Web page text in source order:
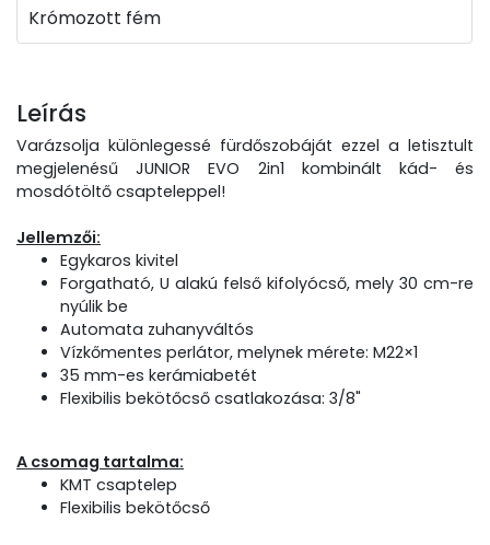
Krómozott fém
Leírás
Varázsolja különlegessé fürdőszobáját ezzel a letisztult
megjelenésű JUNIOR EVO 2in1 kombinált kád- és
mosdótöltő csapteleppel!
Jellemzői:
Egykaros kivitel
Forgatható, U alakú felső kifolyócső, mely 30 cm-re
nyúlik be
Automata zuhanyváltós
Vízkőmentes perlátor, melynek mérete: M22×1
35 mm-es kerámiabetét
Flexibilis bekötőcső csatlakozása: 3/8"
A csomag tartalma:
KMT csaptelep
Flexibilis bekötőcső